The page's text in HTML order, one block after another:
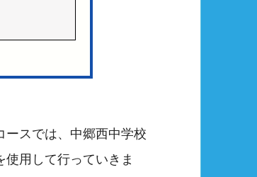
ースでは、中郷西中学校
用して行っていきま